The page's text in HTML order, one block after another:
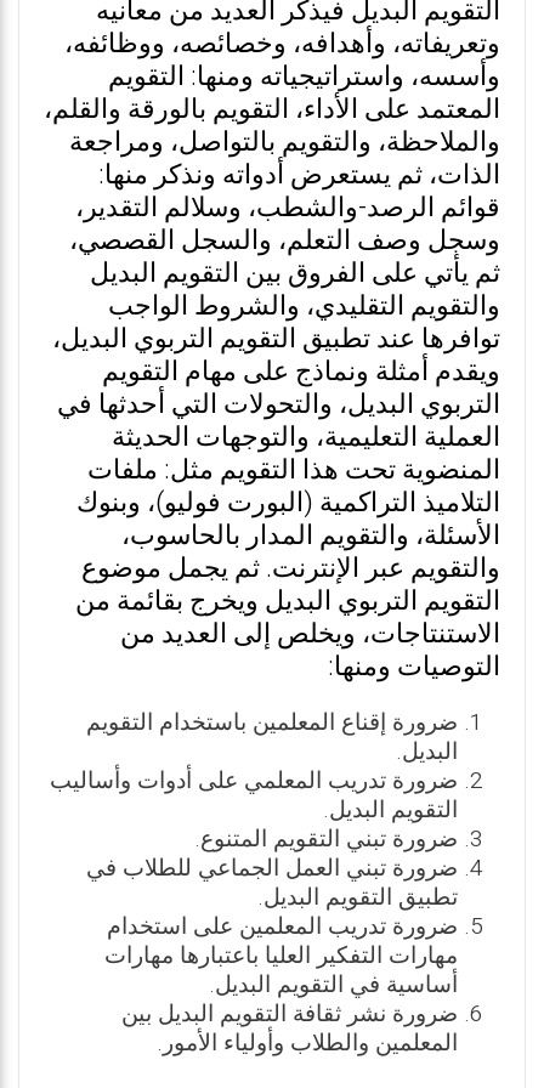
التقويم البديل فيذكر العديد من معانيه
وتعريفاته، وأهدافه، وخصائصه، ووظائفه،
وأسسه، واستراتيجياته ومنها: التقويم
المعتمد على الأداء، التقويم بالورقة والقلم،
والملاحظة، والتقويم بالتواصل، ومراجعة
الذات، ثم يستعرض أدواته ونذكر منها:
قوائم الرصد-والشطب، وسلالم التقدير،
وسجل وصف التعلم، والسجل القصصي،
ثم يأتي على الفروق بين التقويم البديل
والتقويم التقليدي، والشروط الواجب
توافرها عند تطبيق التقويم التربوي البديل،
ويقدم أمثلة ونماذج على مهام التقويم
التربوي البديل، والتحولات التي أحدثها في
العملية التعليمية، والتوجهات الحديثة
المنضوية تحت هذا التقويم مثل: ملفات
التلاميذ التراكمية (البورت فوليو)، وبنوك
الأسئلة، والتقويم المدار بالحاسوب،
والتقويم عبر الإنترنت. ثم يجمل موضوع
التقويم التربوي البديل ويخرج بقائمة من
الاستنتاجات، ويخلص إلى العديد من
التوصيات ومنها:
ضرورة إقناع المعلمين باستخدام التقويم
البديل.
ضرورة تدريب المعلمي على أدوات وأساليب
التقويم البديل.
ضرورة تبني التقويم المتنوع.
ضرورة تبني العمل الجماعي للطلاب في
تطبيق التقويم البديل.
ضرورة تدريب المعلمين على استخدام
مهارات التفكير العليا باعتبارها مهارات
أساسية في التقويم البديل.
ضرورة نشر ثقافة التقويم البديل بين
المعلمين والطلاب وأولياء الأمور.